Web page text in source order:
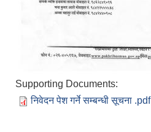
Supporting Documents:
निवेदन पेश गर्ने सम्बन्धी सूचना .pdf